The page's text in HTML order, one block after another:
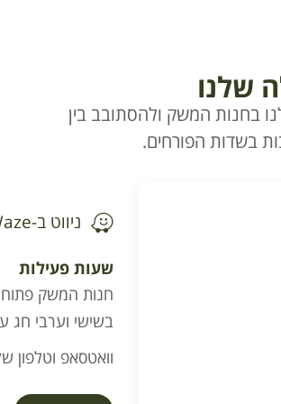
שלנו
בחנות המשק ולהסתובב בין
בשדות הפורחים.
ניווט ב-Waze
שעות פעילות
בשישי וערבי חג עד 15:00 ושבת וחג
וואטסאפ וטלפון של